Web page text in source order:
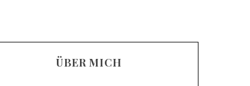
ÜBER MICH